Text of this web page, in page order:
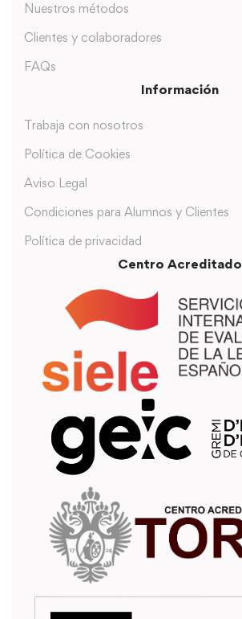
Nuestros métodos
Clientes y colaboradores
FAQs
Información
Trabaja con nosotros
Política de Cookies
Aviso Legal
Condiciones para Alumnos y Clientes
Política de privacidad
Centro Acreditado